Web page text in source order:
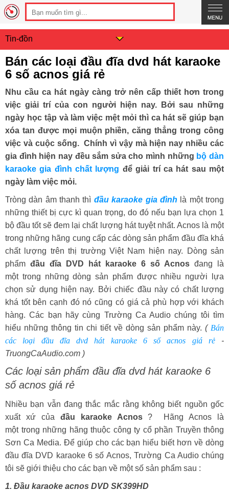
Tin-đồn
Bán các loại đầu đĩa dvd hát karaoke
6 số acnos giá rẻ
Nhu cầu ca hát ngày càng trở nên cấp thiết hơn trong
việc giải trí của con người hiện nay. Bởi sau những
ngày học tập và làm việc mệt mỏi thì ca hát sẽ giúp bạn
xóa tan được mọi muộn phiền, căng thẳng trong công
việc và cuộc sống. Chính vì vậy mà hiện nay nhiều các
gia đình hiện nay đều sắm sửa cho mình những bộ dàn
karaoke gia đình chất lượng để giải trí ca hát sau một
ngày làm việc mỏi.
Tròng dàn âm thanh thì đầu karaoke gia đình là một trong
những thiết bị cực kì quan trọng, do đó nếu bạn lựa chọn 1
bộ đầu tốt sẽ đem lại chất lượng hát tuyệt nhất. Acnos là một
trong những hãng cung cấp các dòng sản phẩm đầu đĩa khá
chất lượng trên thị trường Việt Nam hiện nay. Dòng sản
phẩm đầu đĩa DVD hát karaoke 6 số Acnos đang là
một trong những dòng sản phẩm được nhiều người lựa
chọn sử dụng hiện nay. Bởi chiếc đầu này có chất lượng
khá tốt bên cạnh đó nó cũng có giá cả phù hợp với khách
hàng. Các bạn hãy cùng Trường Ca Audio chúng tôi tìm
hiểu những thông tin chi tiết về dòng sản phẩm này. ( Bán
các loại đầu đĩa dvd hát karaoke 6 số acnos giá rẻ-
TruongCaAudio.com )
Các loại sản phẩm đầu đĩa dvd hát karaoke 6
số acnos giá rẻ
Nhiều bạn vẫn đang thắc mắc rằng không biết nguồn gốc
xuất xứ của đầu karaoke Acnos? Hãng Acnos là
một trong những hãng thuộc công ty cổ phần Truyền thông
Sơn Ca Media. Để giúp cho các bạn hiểu biết hơn về dòng
đầu đĩa DVD karaoke 6 số Acnos, Trường Ca Audio chúng
tôi sẽ giới thiệu cho các bạn về một số sản phẩm sau :
1. Đầu karaoke acnos DVD SK399HD